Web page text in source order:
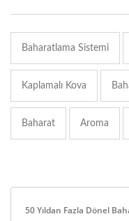
Baharatlama Sistemi
Kaplamalı Kova
Baharat Aroma
50 Yıldan Fazla Dönel